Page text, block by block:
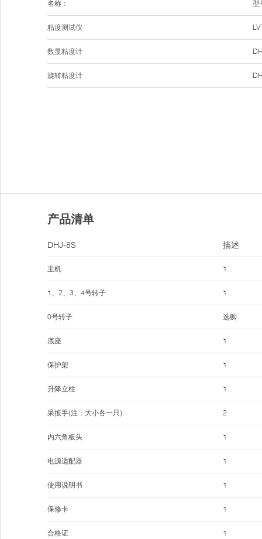
名称： 型
粘度测试仪
数显粘度计
旋转粘度计
产品清单
DHJ-8S
主机
1、2、3、4号转子
0号转子
底座
保护架
升降立柱
呆扳手(注：大小各一只)
内六角板头
电源适配器
使用说明书
保修卡
合格证
描述
1
1
选购
1
1
1
2
1
1
1
1
1